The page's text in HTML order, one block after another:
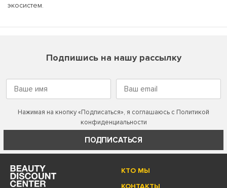
экосистем.
Подпишись на нашу рассылку
Нажимая на кнопку «Подписаться», я соглашаюсь с Политикой
конфиденциальности
ПОДПИСАТЬСЯ
КТО МЫ
КОНТАКТЫ